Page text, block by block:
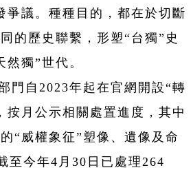
爭議。種種目的，都在於切斷
的歷史聯繫，形塑“台獨”史
獨”世代。
門自2023年起在官網開設“轉
按月公示相關處置進度，其中
“威權象征”塑像、遺像及命
至今年4月30日已處理264